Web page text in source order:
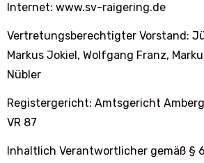
Internet: www.sv-raigering.de
Vertretungsberechtigter Vorstand:
Markus Jokiel, Wolfgang Franz,
Nübler
Registergericht: Amtsgericht
VR 87
Inhaltlich Verantwortlicher gemäß §